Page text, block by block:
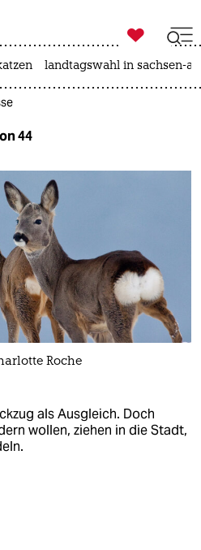
ich

taz zahl ich
landtagswahl in sachsen-
44
Roche
als Ausgleich. Doch
wollen, ziehen in die Stadt,